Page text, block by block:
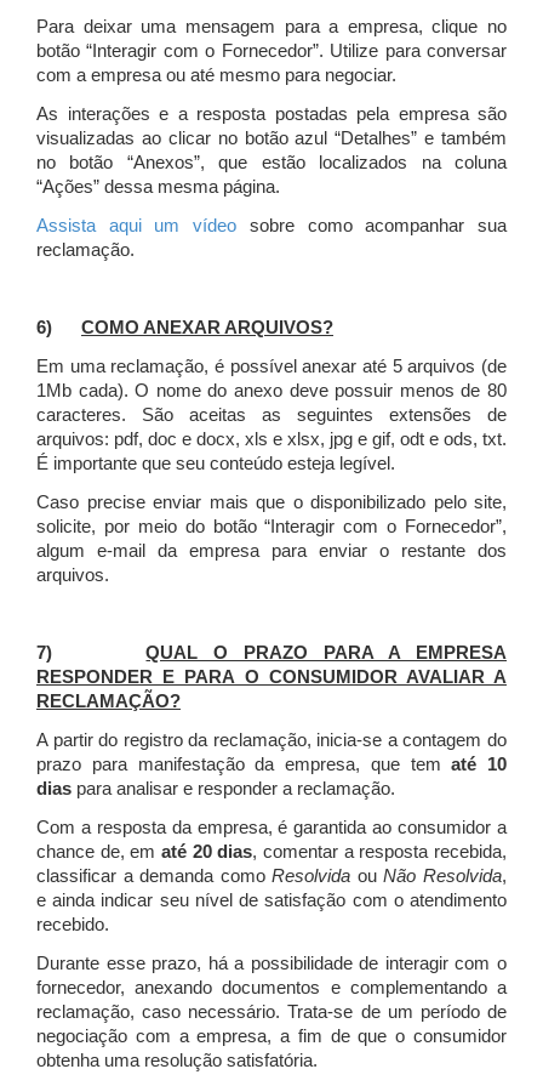
Para deixar uma mensagem para a empresa, clique no
botão “Interagir com o Fornecedor”. Utilize para conversar
com a empresa ou até mesmo para negociar.
As interações e a resposta postadas pela empresa são
visualizadas ao clicar no botão azul “Detalhes” e também
no botão “Anexos”, que estão localizados na coluna
“Ações” dessa mesma página.
Assista aqui um vídeo sobre como acompanhar sua
reclamação.
6) COMO ANEXAR ARQUIVOS?
Em uma reclamação, é possível anexar até 5 arquivos (de
1Mb cada). O nome do anexo deve possuir menos de 80
caracteres. São aceitas as seguintes extensões de
arquivos: pdf, doc e docx, xls e xlsx, jpg e gif, odt e ods, txt.
É importante que seu conteúdo esteja legível.
Caso precise enviar mais que o disponibilizado pelo site,
solicite, por meio do botão “Interagir com o Fornecedor”,
algum e-mail da empresa para enviar o restante dos
arquivos.
7)QUAL O PRAZO PARA A EMPRESA
RESPONDER E PARA O CONSUMIDOR AVALIAR A
RECLAMAÇÃO?
A partir do registro da reclamação, inicia-se a contagem do
prazo para manifestação da empresa, que tematé 10
dias para analisar e responder a reclamação.
Com a resposta da empresa, é garantida ao consumidor a
chance de, em até 20 dias, comentar a resposta recebida,
classificar a demanda comoResolvida ouNão Resolvida,
e ainda indicar seu nível de satisfação com o atendimento
recebido.
Durante esse prazo, há a possibilidade de interagir com o
fornecedor, anexando documentos e complementando a
reclamação, caso necessário.Trata-se de um período de
negociação com a empresa, a fim de que o consumidor
obtenha uma resolução satisfatória.